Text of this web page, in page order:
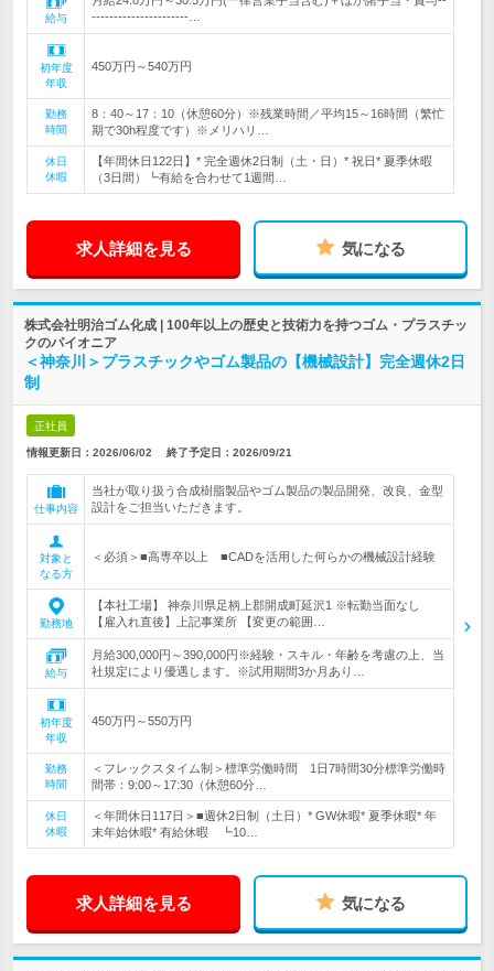
給与
----------------------…
初年度
年収
450万円～540万円
勤務
時間
8：40～17：10（休憩60分）※残業時間／平均15～16時間（繁忙
期で30h程度です）※メリハリ…
休日
休暇
【年間休日122日】* 完全週休2日制（土・日）* 祝日* 夏季休暇
（3日間）┗有給を合わせて1週間…
求人詳細を見る 気になる
株式会社明治ゴム化成 | 100年以上の歴史と技術力を持つゴム・プラスチッ
クのパイオニア
＜神奈川＞プラスチックやゴム製品の【機械設計】完全週休2日
制
正社員
情報更新日：2026/06/02 終了予定日： 2026/09/21
仕事内容
当社が取り扱う合成樹脂製品やゴム製品の製品開発、改良、金型
設計をご担当いただきます。
対象と
なる方
＜必須＞■高専卒以上 ■CADを活用した何らかの機械設計経験
勤務地
【本社工場】 神奈川県足柄上郡開成町延沢1 ※転勤当面なし
【雇入れ直後】上記事業所 【変更の範囲…
給与
月給300,000円～390,000円※経験・スキル・年齢を考慮の上、当
社規定により優遇します。※試用期間3か月あり…
初年度
年収
450万円～550万円
勤務
時間
＜フレックスタイム制＞標準労働時間 1日7時間30分標準労働時
間帯：9:00～17:30（休憩60分…
休日
休暇
＜年間休日117日＞■週休2日制（土日）* GW休暇* 夏季休暇* 年
末年始休暇* 有給休暇 ┗10…
求人詳細を見る 気になる